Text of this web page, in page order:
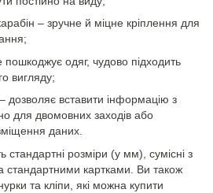
– зручне й міцне кріплення для
пошкоджує одяг, чудово підходить
вигляду;
дозволяє вставити інформацію з
для двомовних заходів або
даних.
стандартні розміри (у мм), сумісні з
картками. Ви також
та кліпи, які можна купити